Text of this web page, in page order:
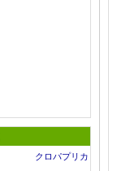
クロパプリカ